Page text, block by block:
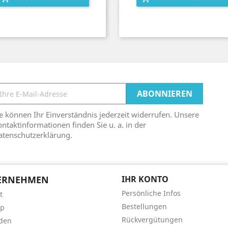
können Ihr Einverständnis jederzeit widerrufen. Unsere
finden Sie u. a. in der
IHR KONTO
Persönliche Infos
Bestellungen
Rückvergütungen